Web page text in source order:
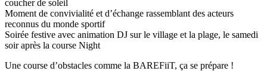
coucher de soleil
Moment de convivialité et d’échange rassemblant des acteurs
reconnus du monde sportif
Soirée festive avec animation DJ sur le village et la plage, le samedi
soir après la course Night
Une course d’obstacles comme la BAREFiiT, ça se prépare !